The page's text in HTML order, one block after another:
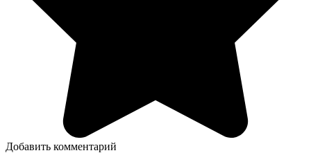
Добавить комментарий